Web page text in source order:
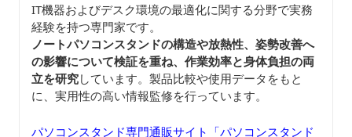
IT機器およびデスク環境の最適化に関する分野で実務
経験を持つ専門家です。
ノートパソコンスタンドの構造や放熱性、姿勢改善へ
の影響について検証を重ね、作業効率と身体負担の両
立を研究しています。製品比較や使用データをもと
に、実用性の高い情報監修を行っています。
パソコンスタンド専門通販サイト「パソコンスタンド